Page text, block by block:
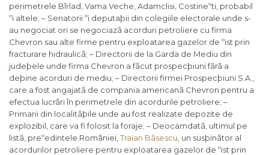
perimetrele Bîrlad, Vama Veche, Adamclisi, Costineºti, probabil
ºi altele; – Senatorii ºi deputaþii din colegiile electorale unde s-
au negociat ori se negociazã acorduri petroliere cu firma
Chevron sau alte firme pentru exploatarea gazelor de ºist prin
fracturare hidraulicã; – Directorii de la Garda de Mediu din
judeþele unde firma Chevron a fãcut prospecþiuni fãrã a
deþine acorduri de mediu; – Directorii firmei Prospecþiuni S.A.,
care a fost angajatã de compania americanã Chevron pentru a
efectua lucrãri în perimetrele din acordurile petroliere; –
Primarii din localitãþile unde au fost realizate depozite de
explozibil, care va fi folosit la foraje; – Deocamdatã, ultimul pe
listã, preºedintele României,Traian Bãsescu , un susþinãtor al
acordurilor petroliere pentru exploatarea gazelor de ºist prin